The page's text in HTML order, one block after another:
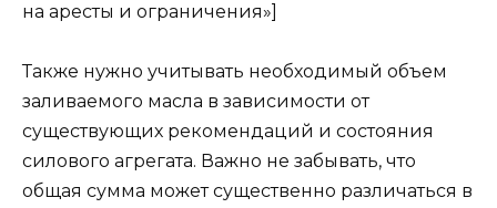
на аресты и ограничения»]
Также нужно учитывать необходимый объем
заливаемого масла в зависимости от
существующих рекомендаций и состояния
силового агрегата. Важно не забывать, что
общая сумма может существенно различаться в